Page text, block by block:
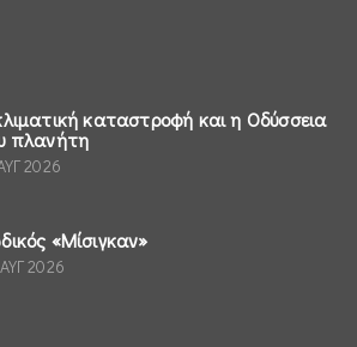
καταστροφή και η Οδύσσεια
πλανήτη
2026
«Μίσιγκαν»
2026